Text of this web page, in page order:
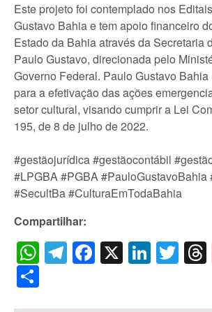
Este projeto foi contemplado nos
Gustavo Bahia e tem apoio financeiro
Estado da Bahia através da Secretaria
Paulo Gustavo, direcionada pelo
Governo Federal. Paulo Gustavo
para a efetivação das ações
setor cultural, visando cumprir a Lei
195, de 8 de julho de 2022.
#gestãojurídica #gestãocontábil
#LPGBA #PGBA #PauloGustavoBahia
#SecultBa #CulturaEmTodaBahia
Compartilhar:
WhatsApp
Telegram
Facebook
X